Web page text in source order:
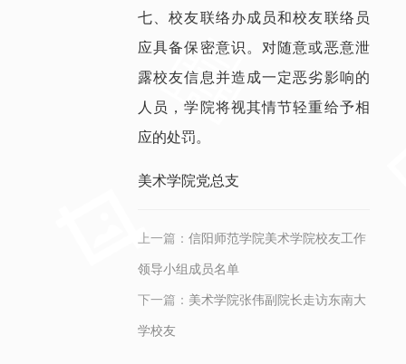
七、校友联络办成员和校友联络员
应具备保密意识。对随意或恶意泄
露校友信息并造成一定恶劣影响的
人员，学院将视其情节轻重给予相
应的处罚。
美术学院党总支
上一篇： 信阳师范学院美术学院校友工作
领导小组成员名单
下一篇： 美术学院张伟副院长走访东南大
学校友